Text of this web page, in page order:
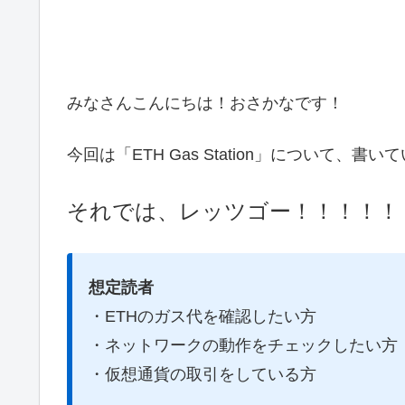
みなさんこんにちは！おさかなです！
今回は「ETH Gas Station」について、書いて
それでは、レッツゴー！！！！！
想定読者
・ETHのガス代を確認したい方
・ネットワークの動作をチェックしたい方
・仮想通貨の取引をしている方